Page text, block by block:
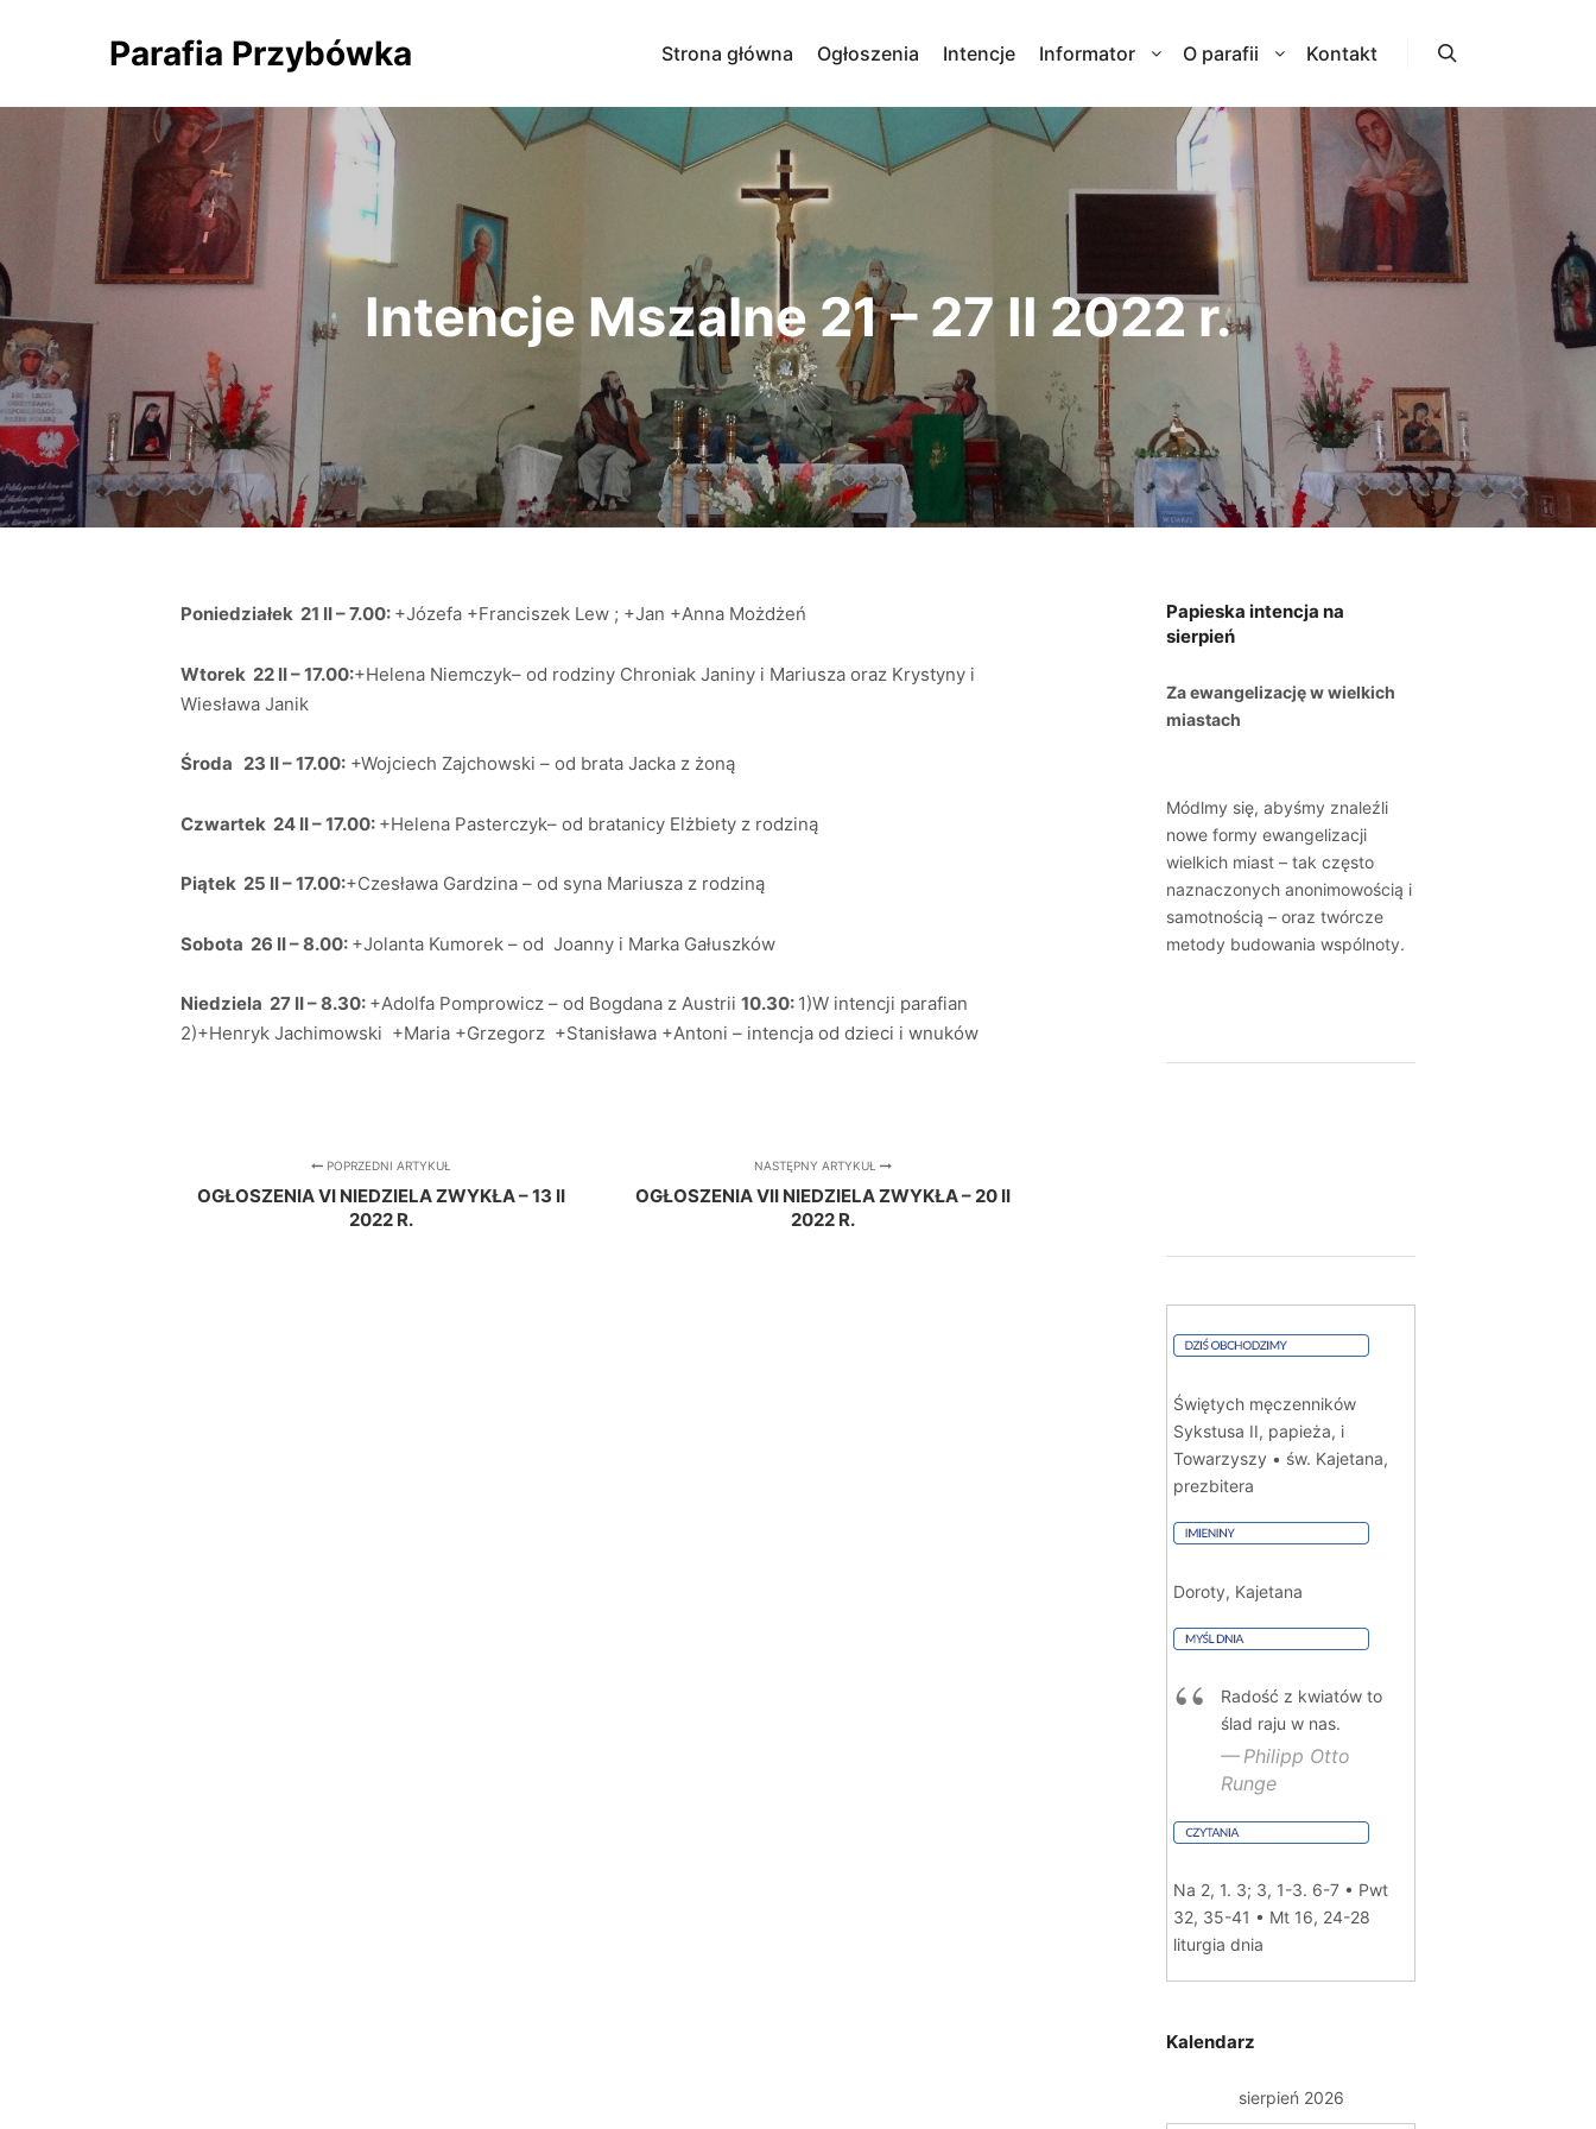
Parafia Przybówka Strona główna Ogłoszenia Intencje Informator O parafii Kontakt
Intencje Mszalne 21 – 27 II 2022 r.
Poniedziałek 21 II – 7.00: +Józefa +Franciszek Lew ; +Jan +Anna Możdżeń
Wtorek 22 II – 17.00:+Helena Niemczyk– od rodziny Chroniak Janiny i Mariusza oraz Krystyny i
Wiesława Janik
Środa 23 II – 17.00: +Wojciech Zajchowski – od brata Jacka z żoną
Czwartek 24 II – 17.00: +Helena Pasterczyk– od bratanicy Elżbiety z rodziną
Piątek 25 II – 17.00:+Czesława Gardzina – od syna Mariusza z rodziną
Sobota 26 II – 8.00: +Jolanta Kumorek – od Joanny i Marka Gałuszków
Niedziela 27 II – 8.30: +Adolfa Pomprowicz – od Bogdana z Austrii 10.30: 1)W intencji parafian
2)+Henryk Jachimowski +Maria +Grzegorz +Stanisława +Antoni – intencja od dzieci i wnuków
POPRZEDNI ARTYKUŁ
OGŁOSZENIA VI NIEDZIELA ZWYKŁA – 13 II
2022 R.
NASTĘPNY ARTYKUŁ
OGŁOSZENIA VII NIEDZIELA ZWYKŁA – 20 II
2022 R.
Papieska intencja na
sierpień
Za ewangelizację w wielkich
miastach
Módlmy się, abyśmy znaleźli
nowe formy ewangelizacji
wielkich miast – tak często
naznaczonych anonimowością i
samotnością – oraz twórcze
metody budowania wspólnoty.
Świętych męczenników
Sykstusa II, papieża, i
Towarzyszy • św. Kajetana,
prezbitera
Doroty, Kajetana
Radość z kwiatów to
ślad raju w nas.
Philipp Otto
Runge
Na 2, 1. 3; 3, 1-3. 6-7 • Pwt
32, 35-41 • Mt 16, 24-28
liturgia dnia
Kalendarz
sierpień 2026